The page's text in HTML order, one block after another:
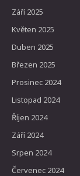
Září 2025
Květen 2025
Duben 2025
Březen 2025
Prosinec 2024
Listopad 2024
Říjen 2024
Září 2024
Srpen 2024
Červenec 2024